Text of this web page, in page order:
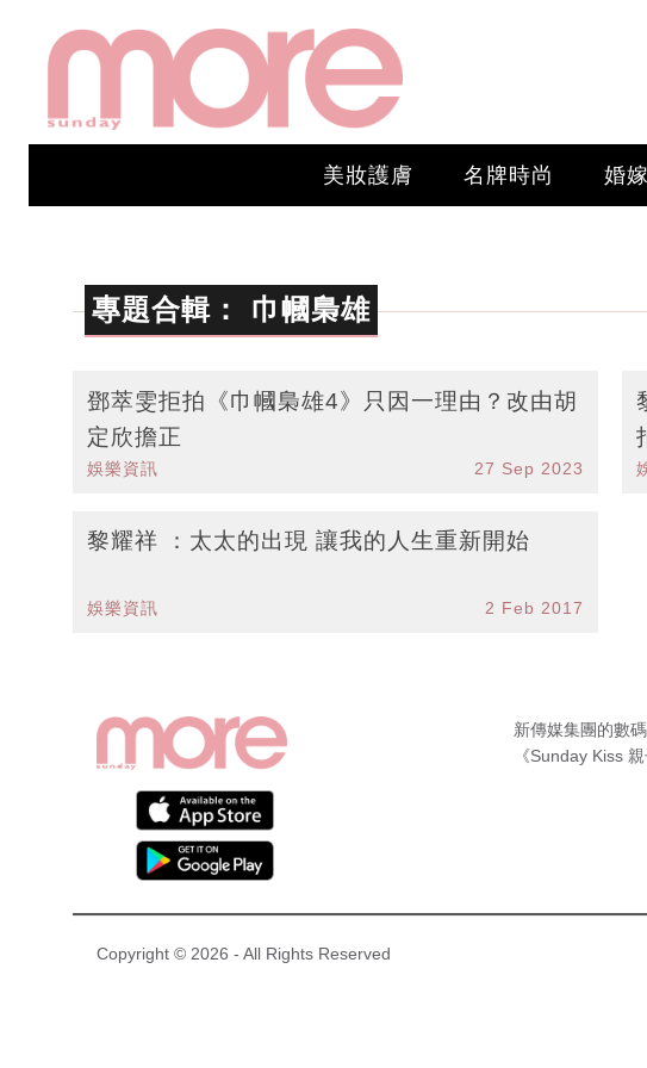
美妝護膚 名牌時尚 婚
專題合輯： 巾幗梟雄
鄧萃雯拒拍《巾幗梟雄4》只因一理由？改由胡
定欣擔正
娛樂資訊 27 Sep 2023
黎耀祥 ：太太的出現 讓我的人生重新開始
娛樂資訊 2 Feb 2017
新傳媒集團的數
《Sunday Kiss 親
Copyright © 2026 - All Rights Reserved